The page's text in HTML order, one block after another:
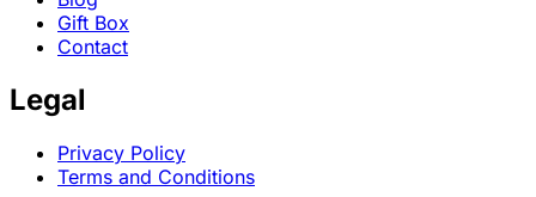
Gift Box
Contact
Legal
Privacy Policy
Terms and Conditions